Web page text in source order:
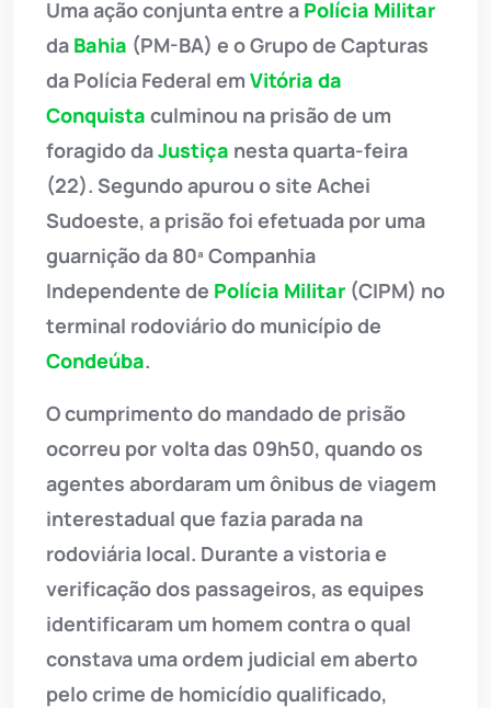
Uma ação conjunta entre a Polícia Militar
da Bahia (PM-BA) e o Grupo de Capturas
da Polícia Federal em Vitória da
Conquista culminou na prisão de um
foragido daJustiça nesta quarta-feira
(22). Segundo apurou o site Achei
Sudoeste, a prisão foi efetuada por uma
guarnição da 80ª Companhia
Independente de Polícia Militar (CIPM) no
terminal rodoviário do município de
Condeúba.
O cumprimento do mandado de prisão
ocorreu por volta das 09h50, quando os
agentes abordaram um ônibus de viagem
interestadual que fazia parada na
rodoviária local. Durante a vistoria e
verificação dos passageiros, as equipes
identificaram um homem contra o qual
constava uma ordem judicial em aberto
pelo crime de homicídio qualificado,